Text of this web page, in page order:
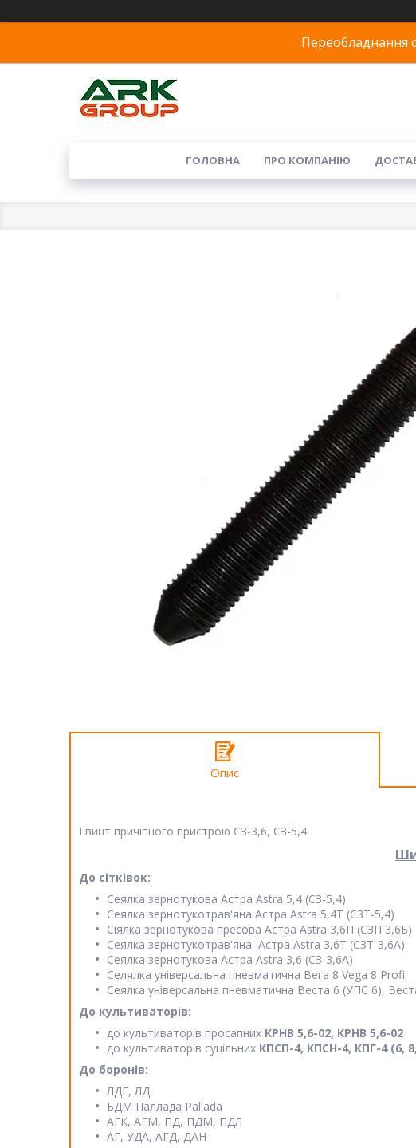
Переобладнання
ГОЛОВНА ПРО КОМПАНІЮ
Опис
Гвинт причіпного пристрою СЗ-3,6, СЗ-5,4
До сітківок:
Сеялка зернотукова Астра Astra 5,4 (СЗ-5,4)
Сеялка зернотукотрав'яна Астра Astra 5,4Т (СЗТ-5,4)
Сіялка зернотукова пресова Астра Astra 3,6П (СЗП 3,6Б)
Сеялка зернотукотрав'яна Астра Astra 3,6Т (СЗТ-3,6А)
Сеялка зернотукова Астра Astra 3,6 (СЗ-3,6А)
Селялка універсальна пневматична Вега 8 Vega 8 Profi
Сеялка універсальна пневматична Веста 6 (УПС 6),
До культиваторів:
до культиваторів просапних КРНВ 5,6-02, КРНВ 5,6-02
до культиваторів суцільних КПСП-4, КПСН-4, КПГ-4 (6,
До боронів:
ЛДГ, ЛД
БДМ Паллада Pallada
АГК, АГМ, ПД, ПДМ, ПДЛ
АГ, УДА, АГД, ДАН